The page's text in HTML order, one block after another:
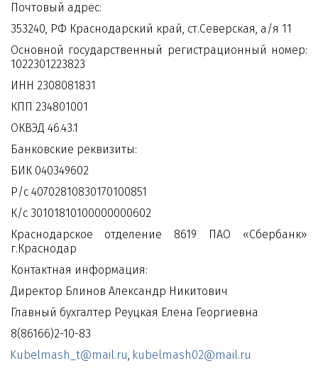
Почтовый адрес:
353240, РФ Краснодарский край, ст.Северская, а/я 11
Основной государственный регистрационный номер:
1022301223823
ИНН 2308081831
КПП 234801001
ОКВЭД 46.43.1
Банковские реквизиты:
БИК 040349602
Р/с 40702810830170100851
К/с 30101810100000000602
Краснодарское отделение 8619 ПАО «Сбербанк»
г.Краснодар
Контактная информация:
Директор Блинов Александр Никитович
Главный бухгалтер Реуцкая Елена Георгиевна
8(86166)2-10-83
Kubelmash_t@mail.ru, kubelmash02@mail.ru